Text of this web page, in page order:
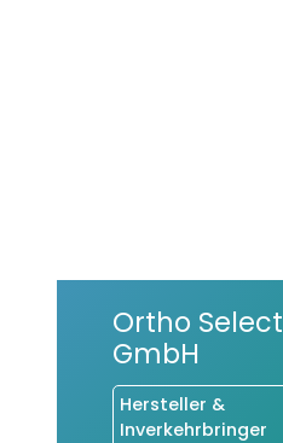
Ortho Select
GmbH
Hersteller &
Inverkehrbringer